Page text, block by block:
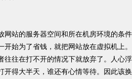
网站的服务器空间和所在机房环境的条件
开始为了省钱，就把网站放在虚拟机上。
往往在打不开的情况下就放弃了。人心浮
开得大半天，谁还有心情等待。因此该换